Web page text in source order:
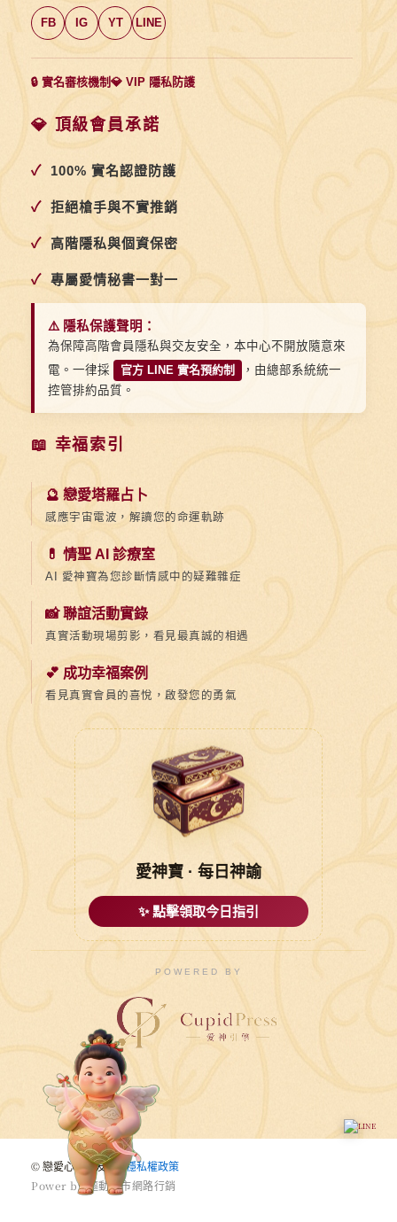
FB IG YT LINE
🔒 實名審核機制💎 VIP 隱私防護
💎 頂級會員承諾
✓ 100% 實名認證防護
✓ 拒絕槍手與不實推銷
✓ 高階隱私與個資保密
✓ 專屬愛情秘書一對一
⚠️ 隱私保護聲明：
為保障高階會員隱私與交友安全，本中心不開放隨意來
電。一律採
官方 LINE 實名預約制
，由總部系統統一
控管排約品質。
📖 幸福索引
🔮 戀愛塔羅占卜
感應宇宙電波，解讀您的命運軌跡
💊 情聖 AI 診療室
AI 愛神寶為您診斷情感中的疑難雜症
📸 聯誼活動實錄
真實活動現場剪影，看見最真誠的相遇
💕 成功幸福案例
看見真實會員的喜悅，啟發您的勇氣
愛神寶 · 每日神諭
✨ 點擊領取今日指引
POWERED BY
© 戀愛心悅婚友社 |穩私權政策
Power by 驅動城市網路行銷